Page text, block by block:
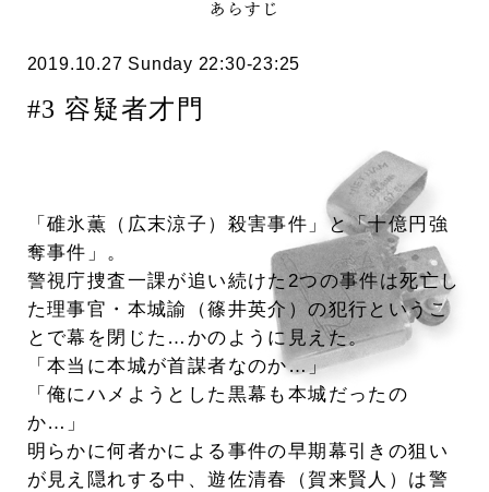
2019.10.27 Sunday 22:30-23:25
#3 容疑者才門
「碓氷薫（広末涼子）殺害事件」と「十億円強
奪事件」。
警視庁捜査一課が追い続けた2つの事件は死亡し
た理事官・本城諭（篠井英介）の犯行というこ
とで幕を閉じた…かのように見えた。
「本当に本城が首謀者なのか…」
「俺にハメようとした黒幕も本城だったの
か…」
明らかに何者かによる事件の早期幕引きの狙い
が見え隠れする中、遊佐清春（賀来賢人）は警